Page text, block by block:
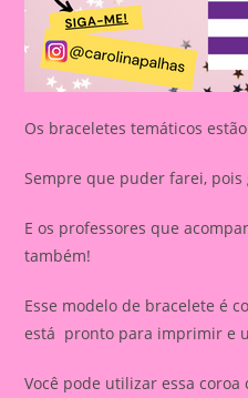
Os braceletes temáticos
Sempre que puder farei, pois
E os professores que
também!
Esse modelo de bracelete é
está pronto para imprimir e
Você pode utilizar essa